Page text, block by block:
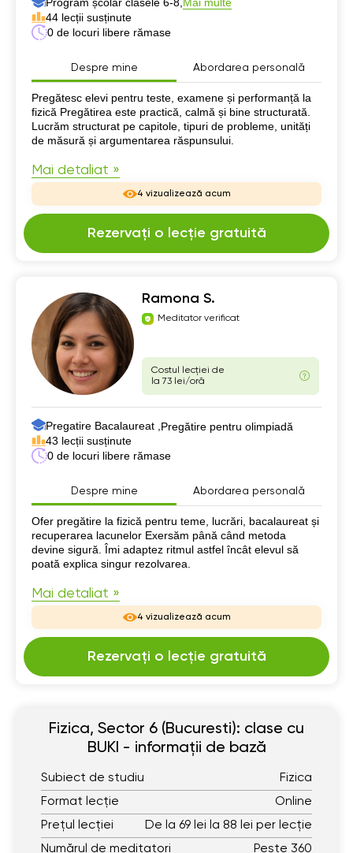
Mai multe
44 lecții susținute
0 de locuri libere rămase
Despre mine Abordarea personală
Despre mine
Pregătesc elevi pentru teste, examene și performanță la
fizică Pregătirea este practică, calmă și bine structurată.
Lucrăm structurat pe capitole, tipuri de probleme, unități
de măsură și argumentarea răspunsului.
Mai detaliat »
4 vizualizează acum
Rezervați o lecție gratuită
Ramona S.
Meditator verificat
Costul lecției de
la 73 lei/oră
Pregatire Bacalaureat , Pregătire pentru olimpiadă
43 lecții susținute
0 de locuri libere rămase
Despre mine Abordarea personală
Despre mine
Ofer pregătire la fizică pentru teme, lucrări, bacalaureat și
recuperarea lacunelor Exersăm până când metoda
devine sigură. Îmi adaptez ritmul astfel încât elevul să
poată explica singur rezolvarea.
Mai detaliat »
4 vizualizează acum
Rezervați o lecție gratuită
Fizica, Sector 6 (Bucuresti): clase cu
BUKI - informații de bază
Subiect de studiu
Fizica
Format lecție
Online
Prețul lecției
De la 69 lei la 88 lei per lecție
Numărul de meditatori
Peste 360